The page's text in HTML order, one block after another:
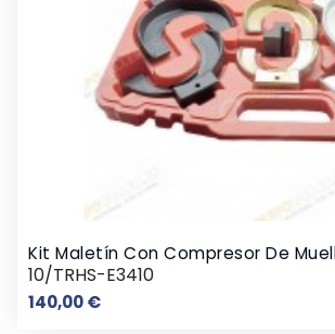
Kit Maletín Con Compresor De
10/TRHS-E3410
140,00 €Precio